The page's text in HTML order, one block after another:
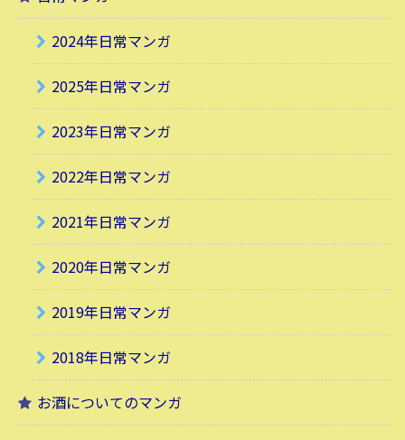
2024年日常マンガ
2025年日常マンガ
2023年日常マンガ
2022年日常マンガ
2021年日常マンガ
2020年日常マンガ
2019年日常マンガ
2018年日常マンガ
お酒についてのマンガ